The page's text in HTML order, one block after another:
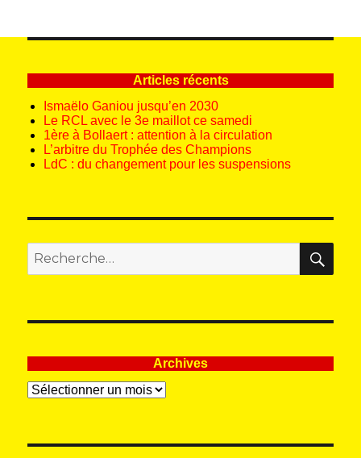
Articles récents
Ismaëlo Ganiou jusqu’en 2030
Le RCL avec le 3e maillot ce samedi
1ère à Bollaert : attention à la circulation
L’arbitre du Trophée des Champions
LdC : du changement pour les suspensions
pour
:
Archives
Archives